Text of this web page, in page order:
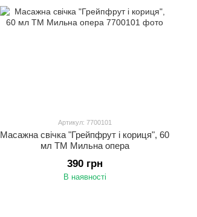
Артикул: 7700101
Масажна свічка "Грейпфрут і кориця", 60
мл ТМ Мильна опера
390 грн
В наявності